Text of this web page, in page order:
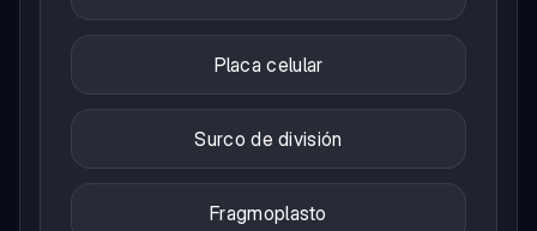
Placa celular
Surco de división
Fragmoplasto